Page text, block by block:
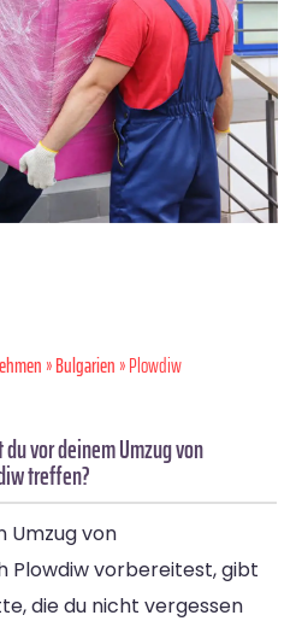
»Bulgarien» Plowdiw
vor deinem Umzug von
treffen?
Umzug von
Plowdiw vorbereitest, gibt
die du nicht vergessen